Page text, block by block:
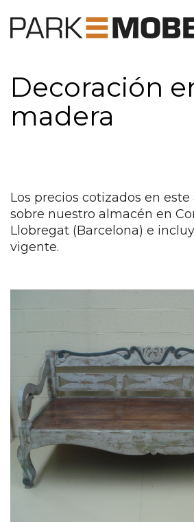
Decoración
madera
Los precios cotizados en
sobre nuestro almacén en
Llobregat (Barcelona) e
vigente.